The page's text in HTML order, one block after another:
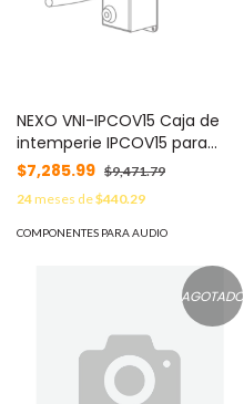
NEXO VNI-IPCOV15 Caja de
intemperie IPCOV15 para
PS15-R2
$7,285.99 $9,471.79
24meses de$440.29
COMPONENTES PARA AUDIO
AGOTADO